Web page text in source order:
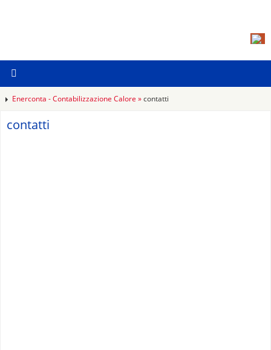
Enerconta - Contabilizzazione Calore »contatti
contatti